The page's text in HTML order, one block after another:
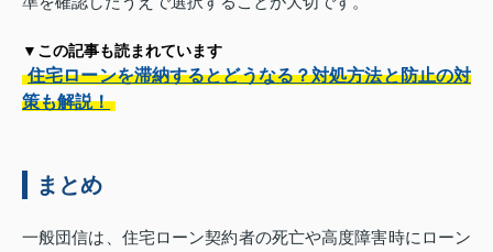
▼この記事も読まれています
住宅ローンを滞納するとどうなる？対処方法と防止の対
策も解説！
まとめ
一般団信は、住宅ローン契約者の死亡や高度障害時にローン